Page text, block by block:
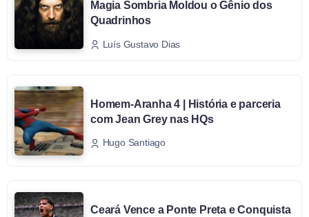
Magia Sombria Moldou o Gênio dos
Quadrinhos
Luís Gustavo Dias
Homem-Aranha 4 | História e parceria
com Jean Grey nas HQs
Hugo Santiago
Ceará Vence a Ponte Preta e Conquista